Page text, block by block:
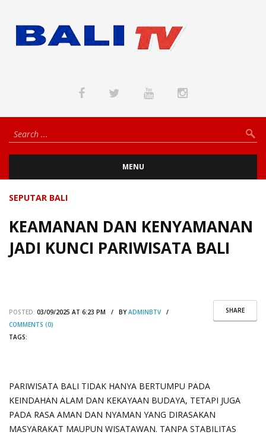
MENU
SEPUTAR BALI
KEAMANAN DAN KENYAMANAN
JADI KUNCI PARIWISATA BALI
SHARE
POSTED: 03/09/2025 AT 6:23 PM / BYADMINBTV /
COMMENTS (0)
TAGS:
PARIWISATA BALI TIDAK HANYA BERTUMPU PADA
KEINDAHAN ALAM DAN KEKAYAAN BUDAYA, TETAPI JUGA
PADA RASA AMAN DAN NYAMAN YANG DIRASAKAN
MASYARAKAT MAUPUN WISATAWAN. TANPA STABILITAS